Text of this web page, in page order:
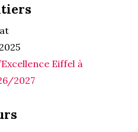
Eiffel à
2027